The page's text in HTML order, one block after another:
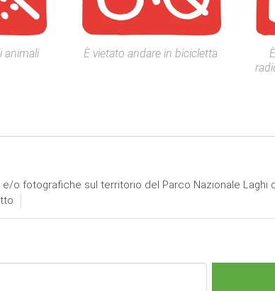
animali È vietato andare in bicicletta
fotografiche sul territorio del Parco Nazionale Laghi